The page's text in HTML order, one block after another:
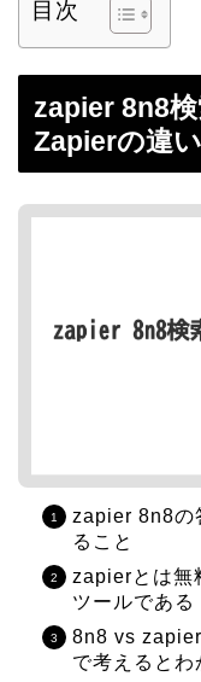
目次
zapier 8n8
Zapierの違い
zapier 8n8の
ること
zapierとは無
ツールである
8n8 vs
で考えるとわ